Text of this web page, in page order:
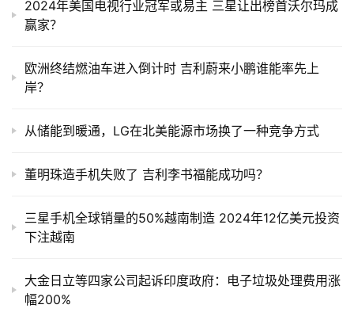
2024年美国电视行业冠军或易主 三星让出榜首沃尔玛成
赢家？
欧洲终结燃油车进入倒计时 吉利蔚来小鹏谁能率先上
岸？
从储能到暖通，LG在北美能源市场换了一种竞争方式
董明珠造手机失败了 吉利李书福能成功吗？
三星手机全球销量的50%越南制造 2024年12亿美元投资
下注越南
大金日立等四家公司起诉印度政府：电子垃圾处理费用涨
幅200%